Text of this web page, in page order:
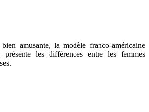
amusante, la modèle franco-américaine
les différences entre les femmes